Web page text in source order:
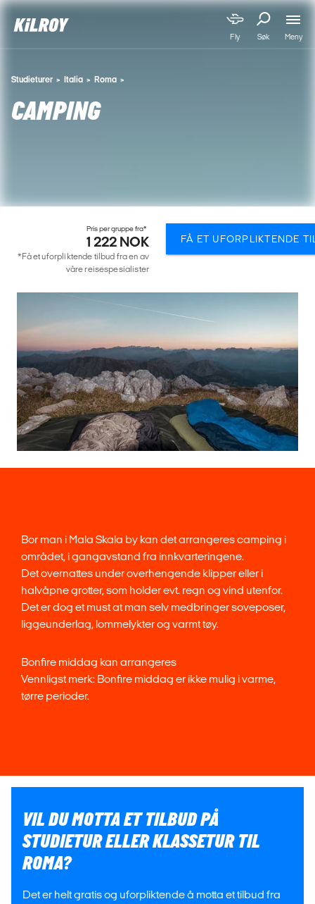
Fly Søk Meny
Studieturer Italia Roma
CAMPING
Bor man i Mala Skala by kan det arrangeres camping i
området, i gangavstand fra innkvarteringene.
Det overnattes under overhengende klipper eller i
halvåpne grotter, som holder evt. regn og vind utenfor.
Det er dog et must at man selv medbringer soveposer,
liggeunderlag, lommelykter og varmt tøy.
Bonfire middag kan arrangeres
Vennligst merk: Bonfire middag er ikke mulig i varme,
tørre perioder.
Pris per gruppe fra*
1 222 NOK
*Få et uforpliktende tilbud fra en av
våre reisespesialister
FÅ ET UFORPLIKTENDE
VIL DU MOTTA ET TILBUD PÅ
STUDIETUR ELLER KLASSETUR TIL
ROMA?
Det er helt gratis og uforpliktende å motta et tilbud fra